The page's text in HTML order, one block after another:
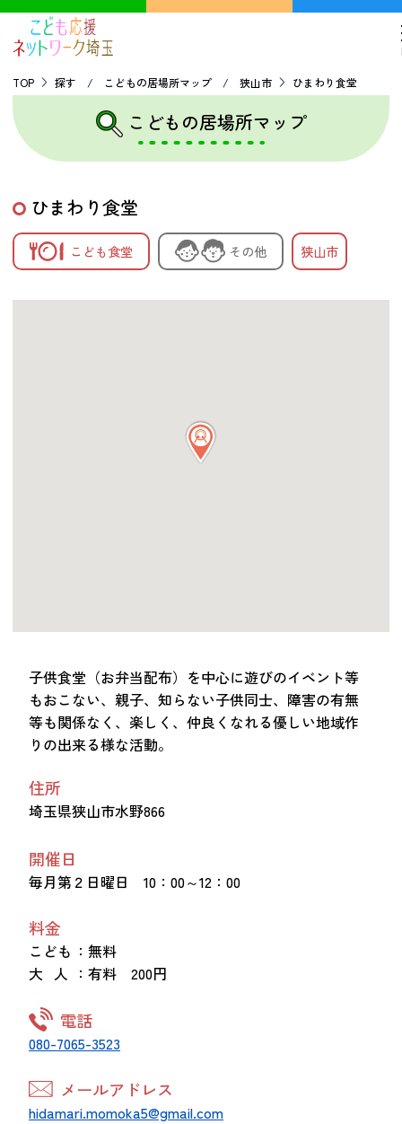
新着情報 お問い合わせ
TOP
探す
こどもの居場所マップ
フードパントリーマップ
資料・動画
TOP 探す / こどもの居場所マップ / 狭山市 ひまわり食堂
こどもの居場所マップ
ひまわり食堂
こども食堂 その他 狭山市
子供食堂（お弁当配布）を中心に遊びのイベント等
もおこない、親子、知らない子供同士、障害の有無
等も関係なく、楽しく、仲良くなれる優しい地域作
りの出来る様な活動。
住所
埼玉県狭山市水野866
開催日
毎月第２日曜日 10：00～12：00
料金
こども ：無料
大 人 ：有料 200円
電話
080-7065-3523
メールアドレス
hidamari.momoka5@gmail.com